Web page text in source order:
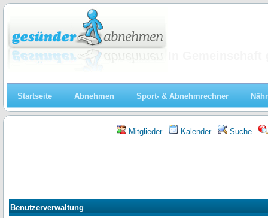
Startseite Abnehmen Sport- & Abnehmrechner
Mitglieder Kalender Suche
Benutzerverwaltung